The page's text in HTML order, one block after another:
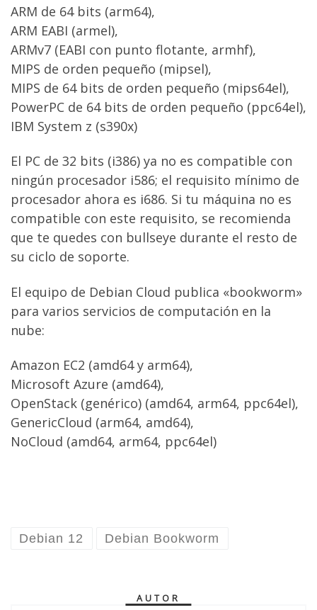
ARM de 64 bits (arm64),
ARM EABI (armel),
ARMv7 (EABI con punto flotante, armhf),
MIPS de orden pequeño (mipsel),
MIPS de 64 bits de orden pequeño (mips64el),
PowerPC de 64 bits de orden pequeño (ppc64el),
IBM System z (s390x)
El PC de 32 bits (i386) ya no es compatible con
ningún procesador i586; el requisito mínimo de
procesador ahora es i686. Si tu máquina no es
compatible con este requisito, se recomienda
que te quedes con bullseye durante el resto de
su ciclo de soporte.
El equipo de Debian Cloud publica «bookworm»
para varios servicios de computación en la
nube:
Amazon EC2 (amd64 y arm64),
Microsoft Azure (amd64),
OpenStack (genérico) (amd64, arm64, ppc64el),
GenericCloud (arm64, amd64),
NoCloud (amd64, arm64, ppc64el)
Debian 12 Debian Bookworm
AUTOR